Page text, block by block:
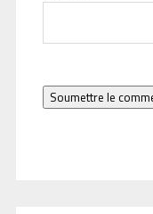
Soumettre le